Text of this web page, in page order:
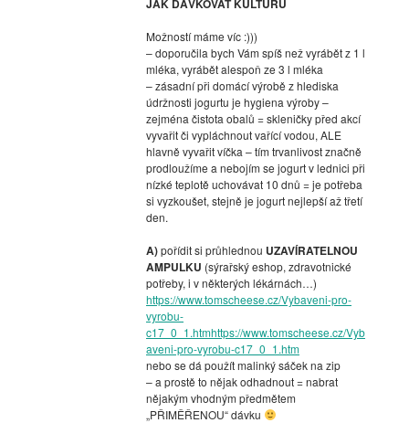
JAK DÁVKOVAT KULTURU
Možností máme víc :)))
– doporučila bych Vám spíš než vyrábět z 1 l
mléka, vyrábět alespoň ze 3 l mléka
– zásadní při domácí výrobě z hlediska
údržnosti jogurtu je hygiena výroby –
zejména čistota obalů = skleničky před akcí
vyvařit či vypláchnout vařící vodou, ALE
hlavně vyvařit víčka – tím trvanlivost značně
prodloužíme a nebojím se jogurt v lednici při
nízké teplotě uchovávat 10 dnů = je potřeba
si vyzkoušet, stejně je jogurt nejlepší až třetí
den.
A)pořídit si průhlednou UZAVÍRATELNOU
AMPULKU (sýrařský eshop, zdravotnické
potřeby, i v některých lékárnách…)
https://www.tomscheese.cz/Vybaveni-pro-
vyrobu-
c17_0_1.htmhttps://www.tomscheese.cz/Vyb
aveni-pro-vyrobu-c17_0_1.htm
nebo se dá použít malinký sáček na zip
– a prostě to nějak odhadnout = nabrat
nějakým vhodným předmětem
„PŘIMĚŘENOU“ dávku